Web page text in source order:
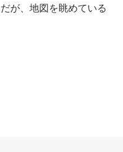
が、地図を眺めている